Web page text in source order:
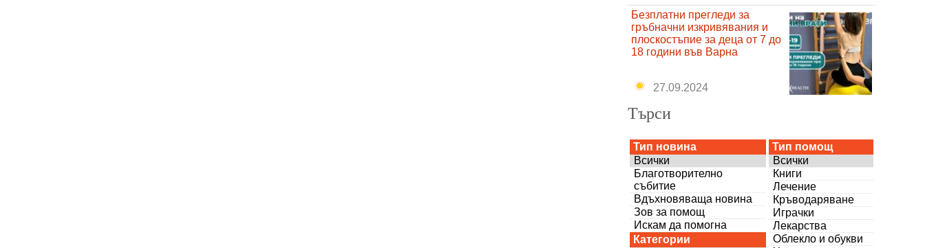
Безплатни прегледи за
гръбначни изкривявания и
плоскостъпие за деца от 7 до
18 години във Варна
27.09.2024
Търси
Тип новина
Всички
Благотворително
събитие
Вдъхновяваща новина
Зов за помощ
Искам да помогна
Категории
Тип помощ
Всички
Книги
Лечение
Кръводаряване
Играчки
Лекарства
Облекло и обукви